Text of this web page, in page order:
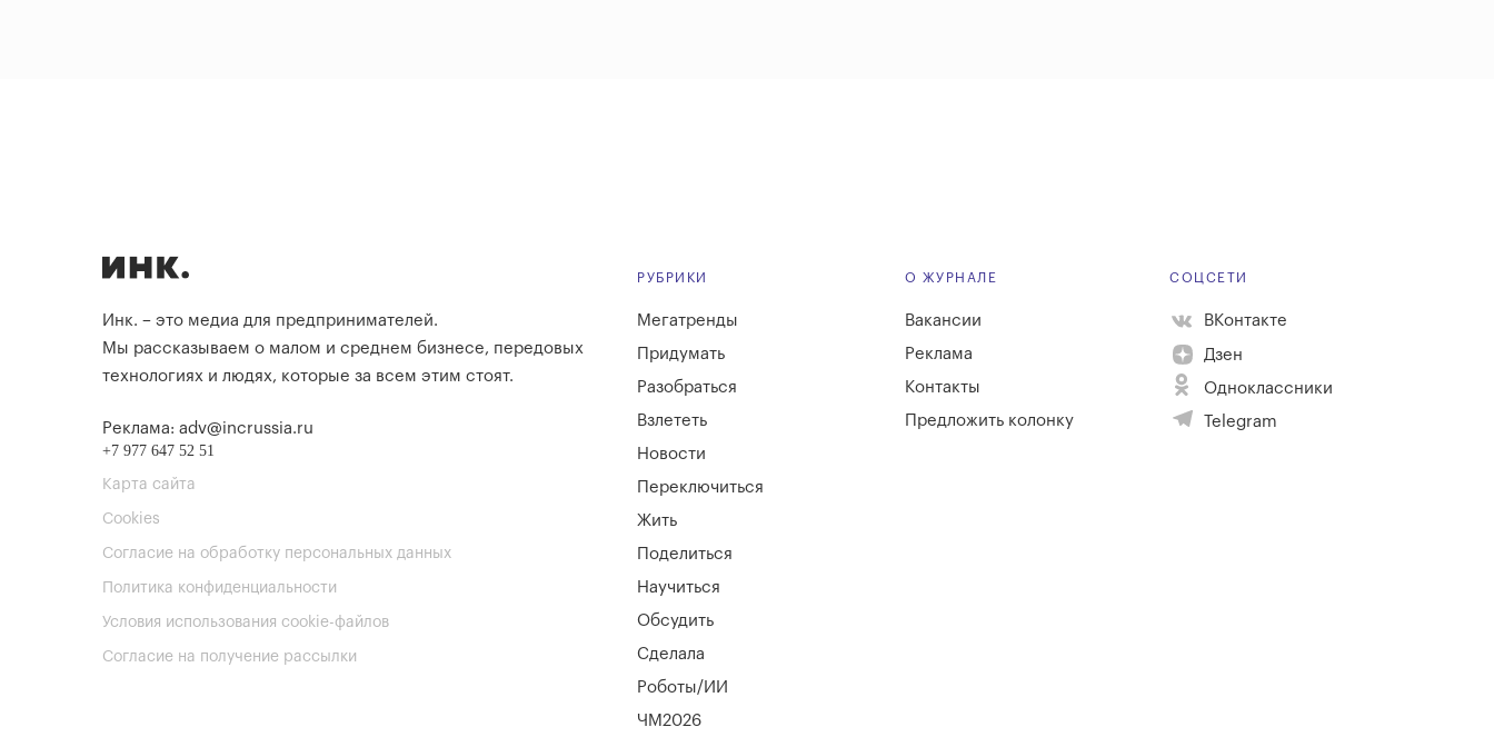
Инк. – это медиа для предпринимателей.
Мы рассказываем о малом и среднем бизнесе, передовых
технологиях и людях, которые за всем этим стоят.
Реклама: adv@incrussia.ru
+7 977 647 52 51
Карта сайта
Cookies
Согласие на обработку персональных данных
Политика конфиденциальности
Условия использования cookie-файлов
Согласие на получение рассылки
РУБРИКИ
Мегатренды
Придумать
Разобраться
Взлететь
Новости
Переключиться
Жить
Поделиться
Научиться
Обсудить
Сделала
Роботы/ИИ
ЧМ2026
О ЖУРНАЛЕ
Вакансии
Реклама
Контакты
Предложить колонку
СОЦСЕТИ
ВКонтакте
Дзен
Одноклассники
Telegram